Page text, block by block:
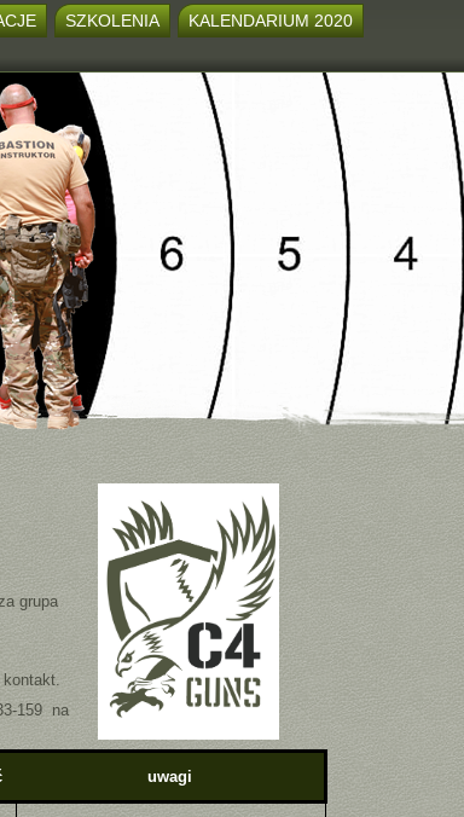
SZKOLENIA
KALENDARIUM 2020
grupa
kontakt.
159 na
uwagi